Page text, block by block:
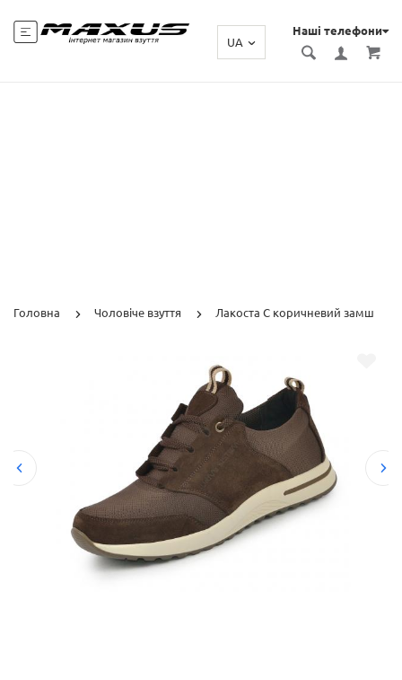
Наші телефони
UA
Головна Чоловіче взуття Лакоста С коричневий замш